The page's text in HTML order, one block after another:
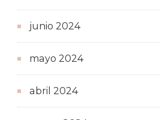
junio 2024
mayo 2024
abril 2024